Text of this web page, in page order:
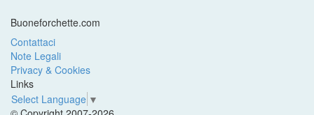
Buoneforchette.com
Contattaci
Note Legali
Privacy & Cookies
Links
Select Language ▼